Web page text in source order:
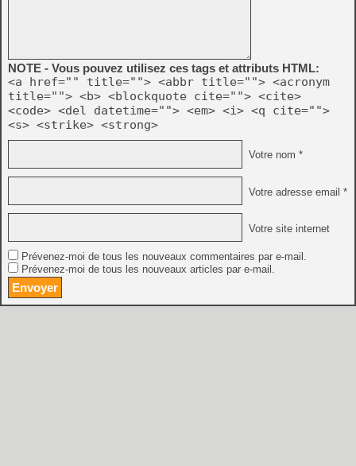
NOTE - Vous pouvez utilisez ces tags et attributs HTML:
<a href="" title=""> <abbr title=""> <acronym
title=""> <b> <blockquote cite=""> <cite>
<code> <del datetime=""> <em> <i> <q cite="">
<s> <strike> <strong>
Votre nom *
Votre adresse email *
Votre site internet
Prévenez-moi de tous les nouveaux commentaires par e-mail.
Prévenez-moi de tous les nouveaux articles par e-mail.